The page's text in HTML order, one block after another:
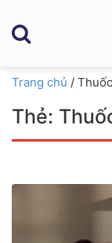
Trang chủ /
Thẻ: